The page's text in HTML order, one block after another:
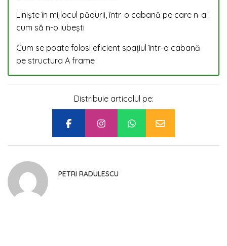
Liniște în mijlocul pădurii, într-o cabană pe care n-ai
cum să n-o iubești
Cum se poate folosi eficient spațiul într-o cabană
pe structura A frame
Distribuie articolul pe:
PETRI RADULESCU